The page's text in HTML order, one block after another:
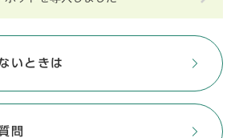
いときは
問